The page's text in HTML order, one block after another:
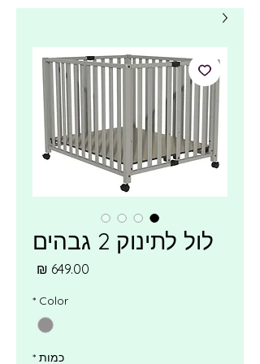
לול לתינוק 2 גבהים
Color
*
כמות *